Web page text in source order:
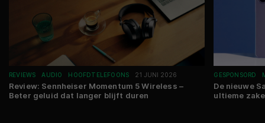
REVIEWS AUDIO HOOFDTELEFOONS 21 JUNI 2026
Review: Sennheiser Momentum 5 Wireless –
Beter geluid dat langer blijft duren
GESPONSORD
De nieuwe
ultieme